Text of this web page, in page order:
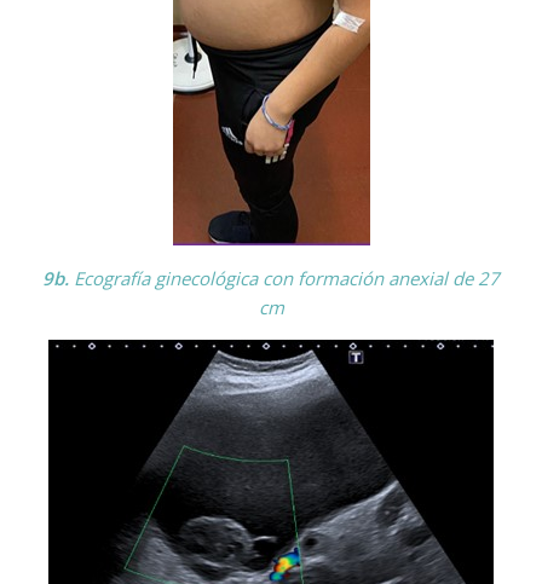
9b. Ecografía ginecológica con formación anexial de 27
cm